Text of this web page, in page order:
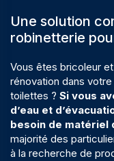
Une solution
robinetterie
Vous êtes bricoleur
rénovation dans
toilettes ? Si vous
d’eau et
besoin de
majorité des
à la recherche de